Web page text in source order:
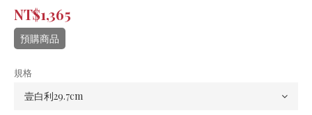
NT$1,365
預購商品
規格